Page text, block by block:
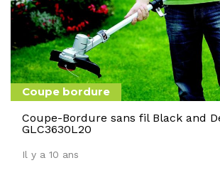
Coupe bordure
Coupe-Bordure sans fil Black and
GLC3630L20
Il y a 10 ans